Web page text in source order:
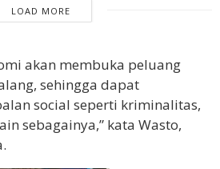
LOAD MORE
akan membuka peluang
sehingga dapat
social seperti kriminalitas,
sebagainya,” kata Wasto,